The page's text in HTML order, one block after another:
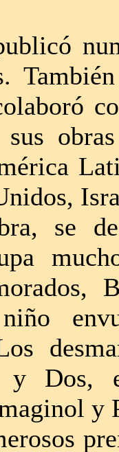
se
y Dos,
y